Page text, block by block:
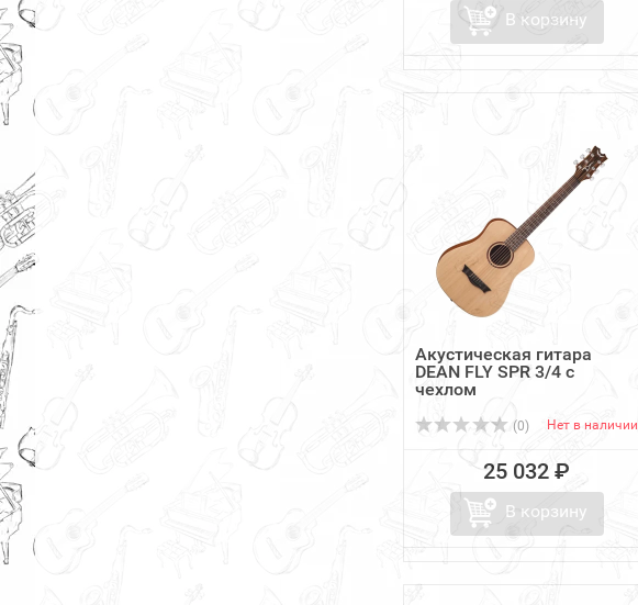
В корзину
Акустическая гитара
DEAN FLY SPR 3/4 с
чехлом
(0) Нет в наличии
25 032 ₽
В корзину